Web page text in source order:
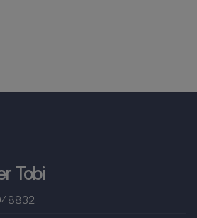
Tobi